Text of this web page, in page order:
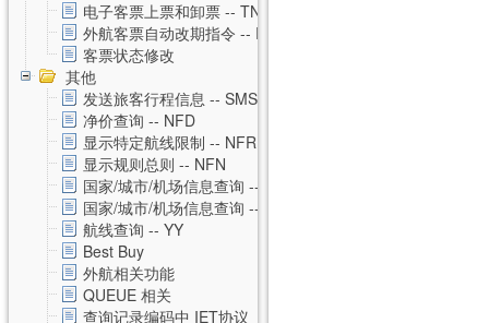
电子客票上票和卸票 -- TN
外航客票自动改期指令 -- RVAL
客票状态修改
其他
发送旅客行程信息 -- SMS
净价查询 -- NFD
显示特定航线限制 -- NFR
显示规则总则 -- NFN
国家/城市/机场信息查询 -- CNTZ
国家/城市/机场信息查询 -- CNTD
航线查询 -- YY
Best Buy
外航相关功能
QUEUE 相关
查询记录编码中 IET协议